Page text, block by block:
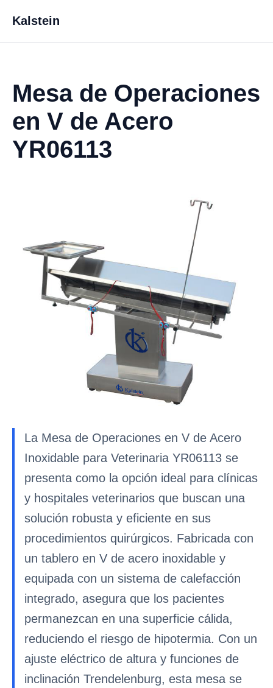
Kalstein
Mesa de Operaciones
en V de Acero
YR06113
La Mesa de Operaciones en V de Acero
Inoxidable para Veterinaria YR06113 se
presenta como la opción ideal para clínicas
y hospitales veterinarios que buscan una
solución robusta y eficiente en sus
procedimientos quirúrgicos. Fabricada con
un tablero en V de acero inoxidable y
equipada con un sistema de calefacción
integrado, asegura que los pacientes
permanezcan en una superficie cálida,
reduciendo el riesgo de hipotermia. Con un
ajuste eléctrico de altura y funciones de
inclinación Trendelenburg, esta mesa se